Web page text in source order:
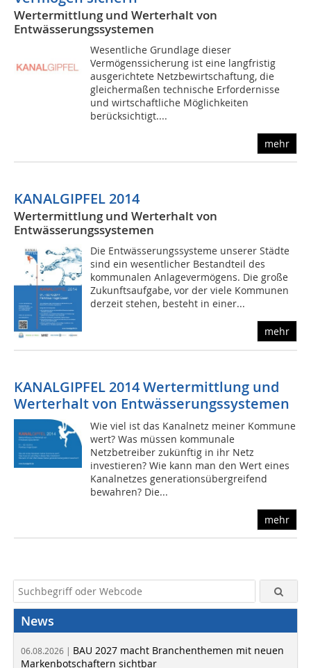
Wertermittlung und Werterhalt von
Entwässerungssystemen
Wesentliche Grundlage dieser
Vermögenssicherung ist eine langfristig
ausgerichtete Netzbewirtschaftung, die
gleichermaßen technische Erfordernisse
und wirtschaftliche Möglichkeiten
berücksichtigt....
mehr
KANALGIPFEL 2014
Wertermittlung und Werterhalt von
Entwässerungssystemen
Die Entwässerungssysteme unserer Städte
sind ein wesentlicher Bestandteil des
kommunalen Anlagevermögens. Die große
Zukunftsaufgabe, vor der viele Kommunen
derzeit stehen, besteht in einer...
mehr
KANALGIPFEL 2014 Wertermittlung und
Werterhalt von Entwässerungssystemen
Wie viel ist das Kanalnetz meiner Kommune
wert? Was müssen kommunale
Netzbetreiber zukünftig in ihr Netz
investieren? Wie kann man den Wert eines
Kanalnetzes generationsübergreifend
bewahren? Die...
mehr
News
06.08.2026 | BAU 2027 macht Branchenthemen mit neuen
Markenbotschaftern sichtbar